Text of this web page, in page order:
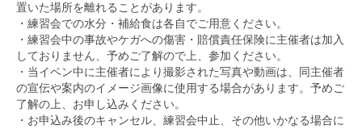
置いた場所を離れることがあります。
・ 練習会での水分・補給食は各自でご用意ください。
・練習会中の事故やケガへの傷害・賠償責任保険に主催者は加入
しておりません、予めご了解ので上、参加ください。
・当イベン中に主催者により撮影された写真や動画は、同主催者
の宣伝や案内のイメージ画像に使用する場合があります。予めご
了解の上、お申し込みください。
・お申込み後のキャンセル、練習会中止、その他いかなる場合に